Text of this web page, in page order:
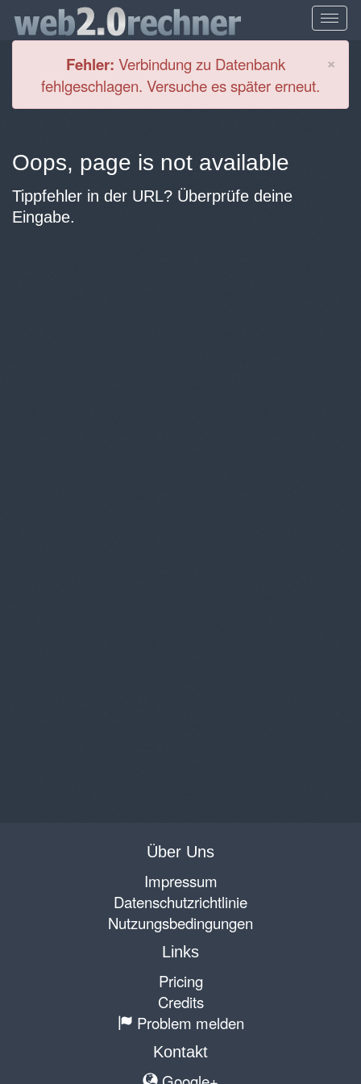
×
Fehler: Verbindung zu Datenbank
fehlgeschlagen. Versuche es später erneut.
Oops, page is not available
Tippfehler in der URL? Überprüfe deine
Eingabe.
Über Uns
Impressum
Datenschutzrichtlinie
Nutzungsbedingungen
Links
Pricing
Credits
Problem melden
Kontakt